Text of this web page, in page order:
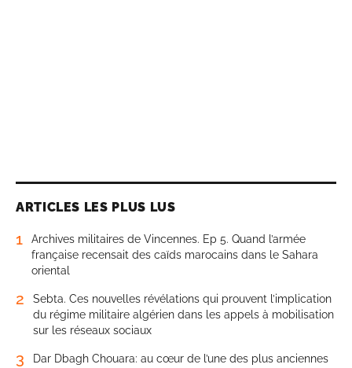
ARTICLES LES PLUS LUS
1
Archives militaires de Vincennes. Ep 5. Quand l’armée
française recensait des caïds marocains dans le Sahara
oriental
2
Sebta. Ces nouvelles révélations qui prouvent l’implication
du régime militaire algérien dans les appels à mobilisation
sur les réseaux sociaux
3
Dar Dbagh Chouara: au cœur de l’une des plus anciennes